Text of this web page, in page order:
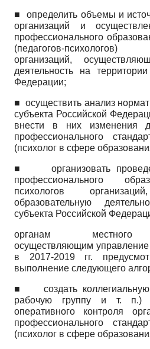
■определить объемы и
организаций и
профессионального
(педагогов-психологов)
организаций,
деятельность на
Федерации;
■ осуществить анализ
субъекта Российской
внести в них изменения
профессионального
(психолог в сфере
■ организовать
профессионального
психологов
образовательную
субъекта Российской
органам местного
осуществляющим
в 2017-2019 гг.
выполнение следующего
■создать
рабочую группу и т. п.)
оперативного контроля
профессионального
(психолог в сфере